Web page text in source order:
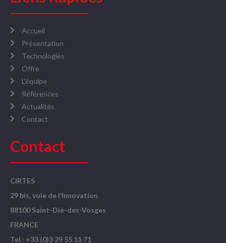
Accueil
Présentation
Technologies
Offre
L'équipe
Références
Actualités
Contact
Contact
CIRTES
29 bis, voie de l’Innovation
88100 Saint-Dié-des-Vosges
FRANCE
Tel : +33 (0)3 29 55 11 71